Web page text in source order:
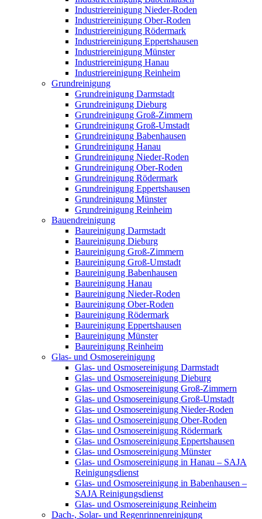
Industriereinigung Nieder-Roden
Industriereinigung Ober-Roden
Industriereinigung Rödermark
Industriereinigung Eppertshausen
Industriereinigung Münster
Industriereinigung Hanau
Industriereinigung Reinheim
Grundreinigung
Grundreinigung Darmstadt
Grundreinigung Dieburg
Grundreinigung Groß-Zimmern
Grundreinigung Groß-Umstadt
Grundreinigung Babenhausen
Grundreinigung Hanau
Grundreinigung Nieder-Roden
Grundreinigung Ober-Roden
Grundreinigung Rödermark
Grundreinigung Eppertshausen
Grundreinigung Münster
Grundreinigung Reinheim
Bauendreinigung
Baureinigung Darmstadt
Baureinigung Dieburg
Baureinigung Groß-Zimmern
Baureinigung Groß-Umstadt
Baureinigung Babenhausen
Baureinigung Hanau
Baureinigung Nieder-Roden
Baureinigung Ober-Roden
Baureinigung Rödermark
Baureinigung Eppertshausen
Baureinigung Münster
Baureinigung Reinheim
Glas- und Osmosereinigung
Glas- und Osmosereinigung Darmstadt
Glas- und Osmosereinigung Dieburg
Glas- und Osmosereinigung Groß-Zimmern
Glas- und Osmosereinigung Groß-Umstadt
Glas- und Osmosereinigung Nieder-Roden
Glas- und Osmosereinigung Ober-Roden
Glas- und Osmosereinigung Rödermark
Glas- und Osmosereinigung Eppertshausen
Glas- und Osmosereinigung Münster
Glas- und Osmosereinigung in Hanau – SAJA
Reinigungsdienst
Glas- und Osmosereinigung in Babenhausen –
SAJA Reinigungsdienst
Glas- und Osmosereinigung Reinheim
Dach-, Solar- und Regenrinnenreinigung